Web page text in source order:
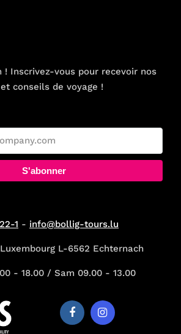
! Inscrivez-vous pour recevoir nos
conseils de voyage !
S'abonner
1 - info@bollig-tours.lu
L-6562 Echternach
- 18.00 / Sam 09.00 - 13.00